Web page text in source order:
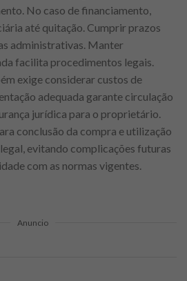
No caso de financiamento,
até quitação. Cumprir prazos
administrativas. Manter
facilita procedimentos legais.
exige considerar custos de
adequada garante circulação
jurídica para o proprietário.
conclusão da compra e utilização
evitando complicações futuras
com as normas vigentes.
Anuncio